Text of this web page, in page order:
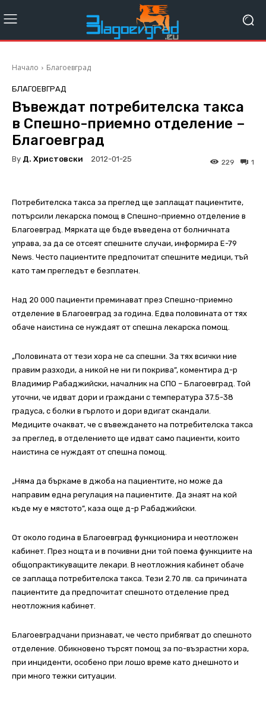
Начало Благоевград
БЛАГОЕВГРАД
Въвеждат потребителска такса
в Спешно-приемно отделение –
Благоевград
By Д. Христовски 2012-01-25 1
229
Потребителска такса за преглед ще заплащат пациентите,
потърсили лекарска помощ в Спешно-приемно отделение в
Благоевград. Мярката ще бъде въведена от болничната
управа, за да се отсеят спешните случаи, информира E-79
News. Често пациентите предпочитат спешните медици, тъй
като там прегледът е безплатен.
Над 20 000 пациенти преминават през Спешно-приемно
отделение в Благоевград за година. Едва половината от тях
обаче наистина се нуждаят от спешна лекарска помощ.
„Половината от тези хора не са спешни. За тях всички ние
правим разходи, а никой не ни ги покрива”, коментира д-р
Владимир Рабаджийски, началник на СПО – Благоевград. Той
уточни, че идват дори и граждани с температура 37.5-38
градуса, с болки в гърлото и дори вдигат скандали.
Медиците очакват, че с въвеждането на потребителска такса
за преглед, в отделението ще идват само пациенти, които
наистина се нуждаят от спешна помощ.
„Няма да бъркаме в джоба на пациентите, но може да
направим една регулация на пациентите. Да знаят на кой
къде му е мястото”, каза още д-р Рабаджийски.
От около година в Благоевград функционира и неотложен
кабинет. През нощта и в почивни дни той поема функциите на
общопрактикуващите лекари. В неотложния кабинет обаче
се заплаща потребителска такса. Тези 2.70 лв. са причината
пациентите да предпочитат спешното отделение пред
неотложния кабинет.
Благоевградчани признават, че често прибягват до спешното
отделение. Обикновено търсят помощ за по-възрастни хора,
при инциденти, особено при лошо време като днешното и
при много тежки ситуации.